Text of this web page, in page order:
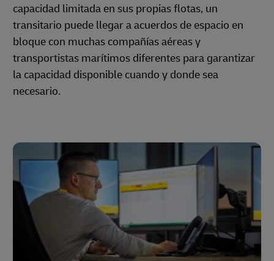
capacidad limitada en sus propias flotas, un
transitario puede llegar a acuerdos de espacio en
bloque con muchas compañías aéreas y
transportistas marítimos diferentes para garantizar
la capacidad disponible cuando y donde sea
necesario.